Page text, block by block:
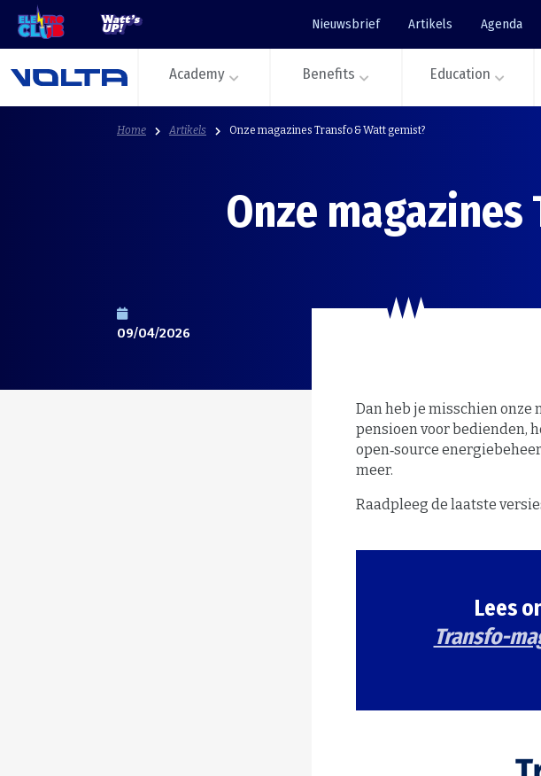
Nieuwsbrief Artikels Agenda
Academy Benefits Education
Home Artikels Onze magazines Transfo & Watt gemist?
Onze
09/04/2026
Dan heb je misschien
pensioen voor bedienden,
open‑source
meer.
Raadpleeg de laatste
Lees
Transfo-